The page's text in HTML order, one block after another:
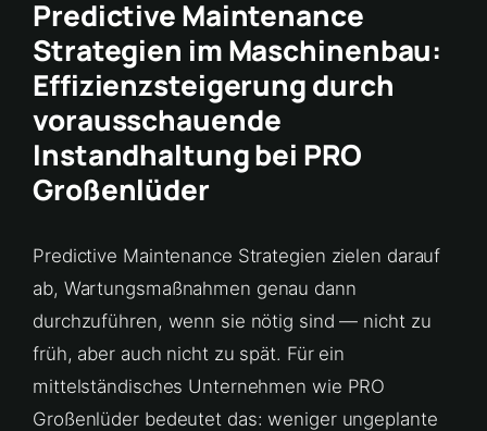
Predictive Maintenance
Strategien im Maschinenbau:
Effizienzsteigerung durch
vorausschauende
Instandhaltung bei PRO
Großenlüder
Predictive Maintenance Strategien zielen darauf
ab, Wartungsmaßnahmen genau dann
durchzuführen, wenn sie nötig sind — nicht zu
früh, aber auch nicht zu spät. Für ein
mittelständisches Unternehmen wie PRO
Großenlüder bedeutet das: weniger ungeplante